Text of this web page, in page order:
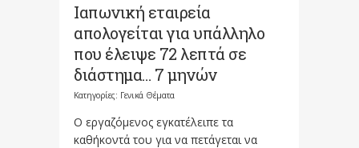
Ιαπωνική εταιρεία
απολογείται για υπάλληλο
που έλειψε 72 λεπτά σε
διάστημα… 7 μηνών
Κατηγορίες: Γενικά Θέματα
Ο εργαζόμενος εγκατέλειπε τα
καθήκοντά του για να πετάγεται να